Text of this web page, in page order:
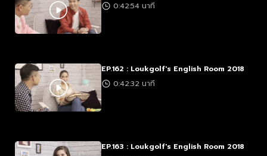
0:42:54 นาที
EP.162 : Loukgolf's English Room 2018
0:42:32 นาที
EP.163 : Loukgolf's English Room 2018